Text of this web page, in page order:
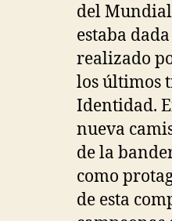
del
estaba
realizado
los últimos
Identidad.
nueva
de la
como
de esta